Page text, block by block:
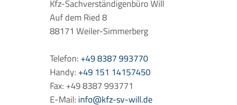
Kfz-Sachverständigenbüro Will
Auf dem Ried 8
88171 Weiler-Simmerberg
Telefon: +49 8387 993770
Handy: +49 151 14157450
Fax: +49 8387 993771
E-Mail: info@kfz-sv-will.de